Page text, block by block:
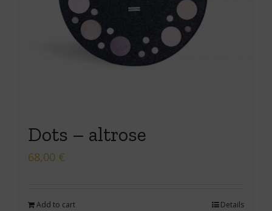
Dots – altrose
68,00 €
Add to cart Details